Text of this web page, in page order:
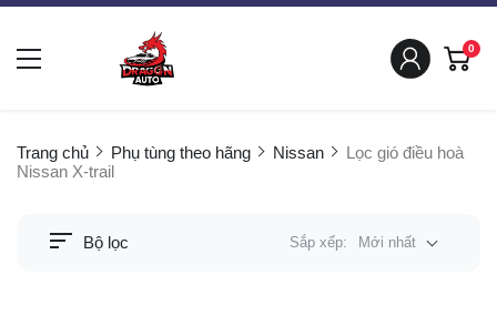
0
Trang chủ Phụ tùng theo hãng Nissan
Lọc gió điều hoà
Nissan X-trail
Bộ lọc Sắp xếp: Mới nhất